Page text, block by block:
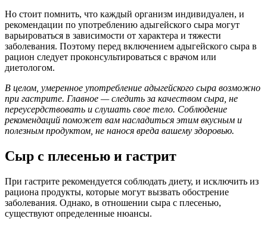
Но стоит помнить, что каждый организм индивидуален, и
рекомендации по употреблению адыгейского сыра могут
варьироваться в зависимости от характера и тяжести
заболевания. Поэтому перед включением адыгейского сыра в
рацион следует проконсультироваться с врачом или
диетологом.
В целом, умеренное употребление адыгейского сыра возможно
при гастрите. Главное — следить за качеством сыра, не
переусердствовать и слушать свое тело. Соблюдение
рекомендаций поможет вам насладиться этим вкусным и
полезным продуктом, не нанося вреда вашему здоровью.
Сыр с плесенью и гастрит
При гастрите рекомендуется соблюдать диету, и исключить из
рациона продукты, которые могут вызвать обострение
заболевания. Однако, в отношении сыра с плесенью,
существуют определенные нюансы.